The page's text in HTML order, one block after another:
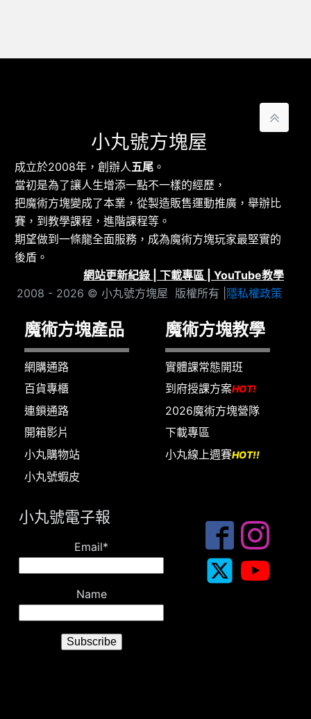
小丸號方塊屋
成立於2008年，創辦人五尾 。
當初是為了讓人生增添一點不一樣的經歷，
把魔術方塊變成了本業，從製造販售運動推廣，舉辦比
賽，到教學課程，進階課程等。
期望做到一條龍全面服務，成為魔術方塊玩家最堅實的
後盾。
網站更新紀錄
下載專區
YouTube教學
2008 - 2026 © 小丸號方塊屋 版權所有 | 隱私權政策
魔術方塊產品
網購通路
百貨專櫃
連鎖通路
開箱影片
小丸購物站
小丸號蝦皮
魔術方塊教學
實體課常態開班
到府授課方案HOT!
2026魔術方塊營隊
下載專區
小丸線上週賽HOT!!
小丸號電子報
Email*
Name